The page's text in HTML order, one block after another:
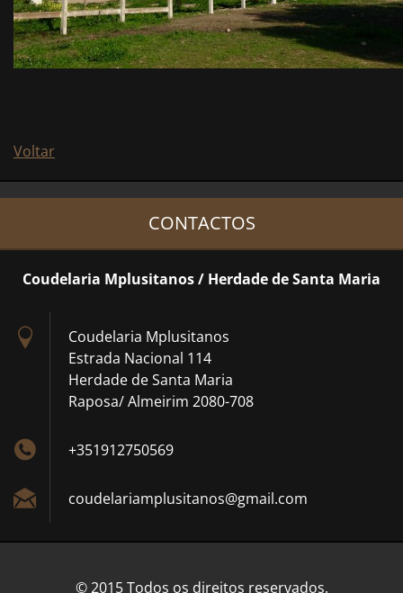
Voltar
CONTACTOS
Coudelaria Mplusitanos / Herdade de Santa Maria
Coudelaria Mplusitanos
Estrada Nacional 114
Herdade de Santa Maria
Raposa/ Almeirim 2080-708
+351912750569
coudelariamplusitanos@gmail.com
© 2015 Todos os direitos reservados.